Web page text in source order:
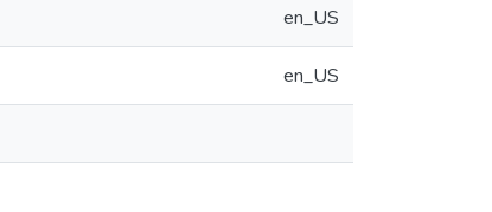
en_US
en_US